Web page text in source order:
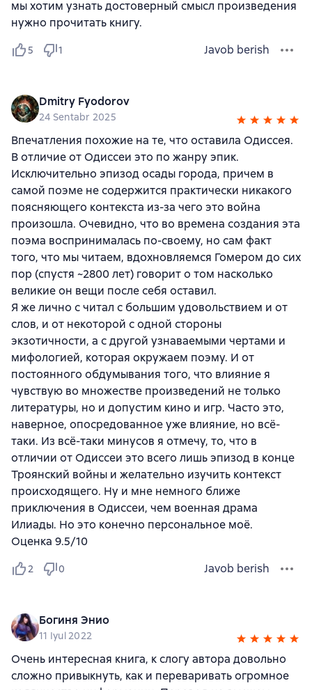
мы хотим узнать достоверный смысл произведения
нужно прочитать книгу.
5 1 Javob berish
Dmitry Fyodorov
24 Sentabr 2025
Впечатления похожие на те, что оставила Одиссея.
В отличие от Одиссеи это по жанру эпик.
Исключительно эпизод осады города, причем в
самой поэме не содержится практически никакого
поясняющего контекста из-за чего это война
произошла. Очевидно, что во времена создания эта
поэма воспринималась по-своему, но сам факт
того, что мы читаем, вдохновляемся Гомером до сих
пор (спустя ~2800 лет) говорит о том насколько
великие он вещи после себя оставил.
Я же лично с читал с большим удовольствием и от
слов, и от некоторой с одной стороны
экзотичности, а с другой узнаваемыми чертами и
мифологией, которая окружаем поэму. И от
постоянного обдумывания того, что влияние я
чувствую во множестве произведений не только
литературы, но и допустим кино и игр. Часто это,
наверное, опосредованное уже влияние, но всё-
таки. Из всё-таки минусов я отмечу, то, что в
отличии от Одиссеи это всего лишь эпизод в конце
Троянский войны и желательно изучить контекст
происходящего. Ну и мне немного ближе
приключения в Одиссеи, чем военная драма
Илиады. Но это конечно персональное моё.
Оценка 9.5/10
2 0 Javob berish
Богиня Энио
11 Iyul 2022
Очень интересная книга, к слогу автора довольно
сложно привыкнуть, как и переваривать огромное